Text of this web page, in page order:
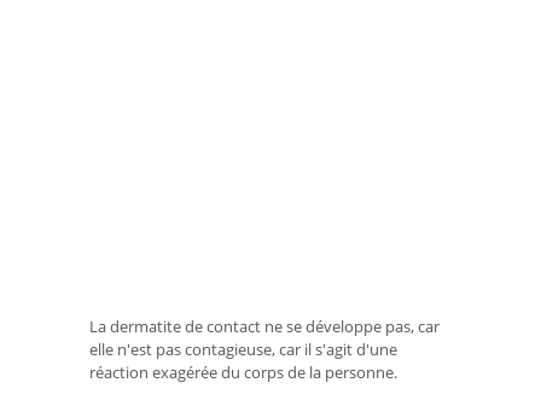
La dermatite de contact ne se développe pas, car
elle n'est pas contagieuse, car il s'agit d'une
réaction exagérée du corps de la personne.